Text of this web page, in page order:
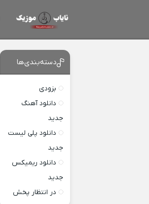
دسته‌بندی‌ها
بزودی
دانلود آهنگ
جدید
دانلود پلی لیست
جدید
دانلود ریمیکس
جدید
در انتظار پخش